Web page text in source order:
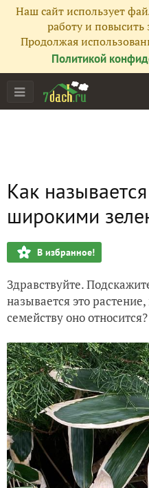
Наш сайт использует
работу и повысить
Продолжая
Политикой
Как
широкими
В избранное!
Здравствуйте.
называется это
семейству оно относится?